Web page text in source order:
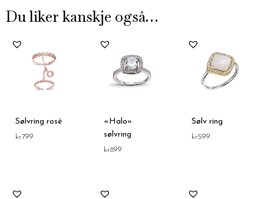
Du liker kanskje også…
Sølvring rosé
kr799
«Halo»
sølvring
kr899
Sølv ring
kr599